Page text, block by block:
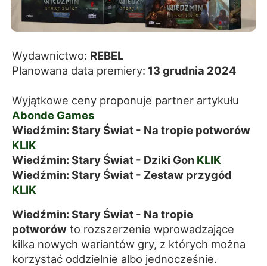
Wydawnictwo: REBEL
Planowana data premiery: 13 grudnia 2024
Wyjątkowe ceny proponuje partner artykułu
Abonde Games
Wiedźmin: Stary Świat - Na tropie potworów
KLIK
Wiedźmin: Stary Świat - Dziki Gon KLIK
Wiedźmin: Stary Świat - Zestaw przygód
KLIK
Wiedźmin: Stary Świat - Na tropie
potworów to rozszerzenie wprowadzające
kilka nowych wariantów gry, z których można
korzystać oddzielnie albo jednocześnie.